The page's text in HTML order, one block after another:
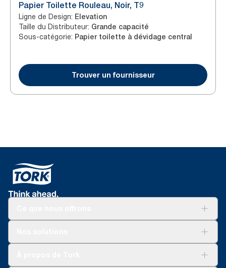
Papier Toilette Rouleau, Noir, T9
Ligne de Design: Elevation
Taille du Distributeur: Grande capacité
Sous-catégorie: Papier toilette à dévidage central
Trouver un fournisseur